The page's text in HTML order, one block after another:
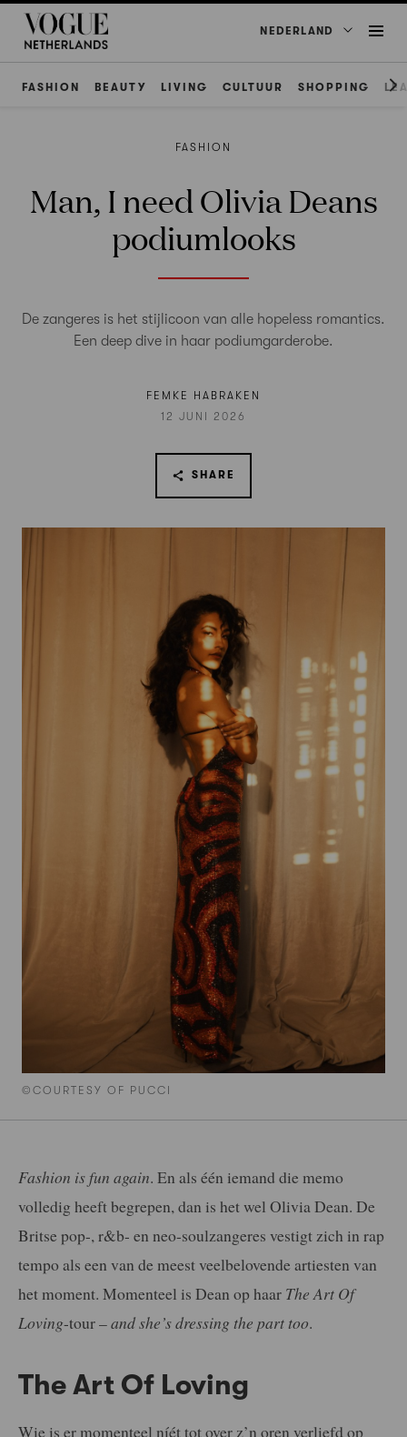
NEDERLAND
FASHION BEAUTY LIVING CULTUUR SHOPPING
©COURTESY OF PUCCI
FASHION
Man, I need Olivia Deans
podiumlooks
De zangeres is het stijlicoon van alle hopeless romantics.
Een deep dive in haar podiumgarderobe.
FEMKE HABRAKEN
12 JUNI 2026
SHARE
Fashion is fun again. En als één iemand die memo
volledig heeft begrepen, dan is het wel Olivia Dean. De
Britse pop-, r&b- en neo-soulzangeres vestigt zich in rap
tempo als een van de meest veelbelovende artiesten van
het moment. Momenteel is Dean op haar The Art Of
Loving-tour –and she’s dressing the part too.
The Art Of Loving
Wie is er momenteel níét tot over z’n oren verliefd op